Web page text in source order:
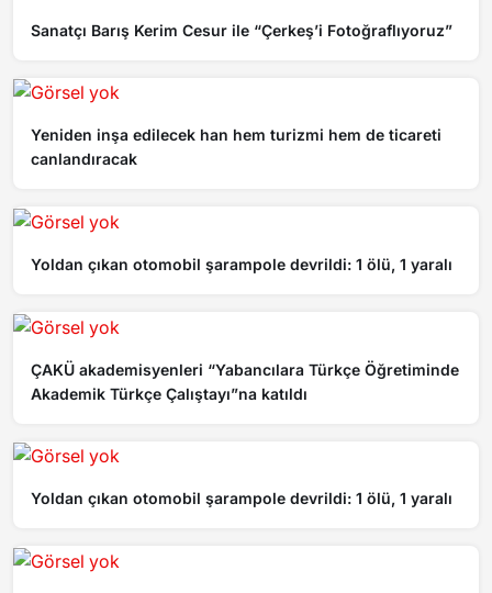
Sanatçı Barış Kerim Cesur ile “Çerkeş’i Fotoğraflıyoruz”
Yeniden inşa edilecek han hem turizmi hem de ticareti
canlandıracak
Yoldan çıkan otomobil şarampole devrildi: 1 ölü, 1 yaralı
ÇAKÜ akademisyenleri “Yabancılara Türkçe Öğretiminde
Akademik Türkçe Çalıştayı”na katıldı
Yoldan çıkan otomobil şarampole devrildi: 1 ölü, 1 yaralı